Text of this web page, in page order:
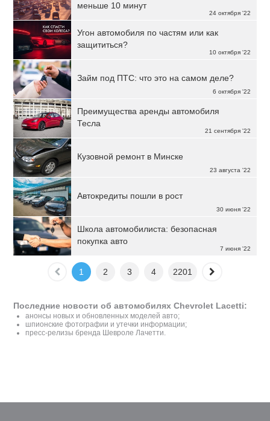
24 октября '22
меньше 10 минут
10 октября '22
Угон автомобиля по частям или как
защититься?
6 октября '22
Займ под ПТС: что это на самом деле?
21 сентября '22
Преимущества аренды автомобиля
Тесла
23 августа '22
Кузовной ремонт в Минске
30 июня '22
Автокредиты пошли в рост
7 июня '22
Школа автомобилиста: безопасная
покупка авто
1 2 3 4 2201
Последние новости об автомобилях Chevrolet Lacetti:
анонсы новых и обновленных моделей авто;
шпионские фотографии и утечки информации;
пресс-релизы бренда Шевроле Лачетти.